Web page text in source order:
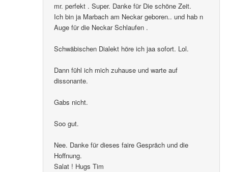
mr. perfekt . Super. Danke für Die schöne Zeit.
Ich bin ja Marbach am Neckar geboren.. und hab n
Auge für die Neckar Schlaufen .
Schwäbischen Dialekt höre ich jaa sofort. Lol.
Dann fühl ich mich zuhause und warte auf
dissonante.
Gabs nicht.
Soo gut.
Nee. Danke für dieses faire Gespräch und die
Hoffnung.
Salat ! Hugs Tim